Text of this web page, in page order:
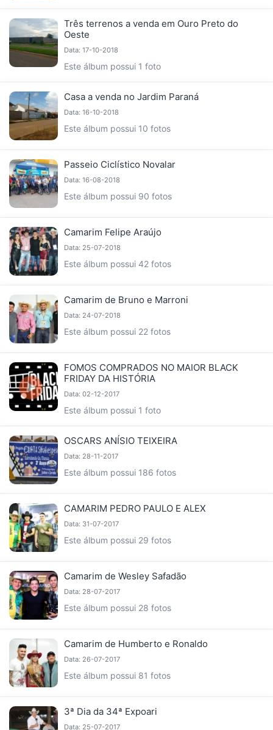
Três terrenos a venda em Ouro Preto do
Oeste
Data: 17-10-2018
Este álbum possui 1 foto
Casa a venda no Jardim Paraná
Data: 16-10-2018
Este álbum possui 10 fotos
Passeio Ciclístico Novalar
Data: 16-08-2018
Este álbum possui 90 fotos
Camarim Felipe Araújo
Data: 25-07-2018
Este álbum possui 42 fotos
Camarim de Bruno e Marroni
Data: 24-07-2018
Este álbum possui 22 fotos
FOMOS COMPRADOS NO MAIOR BLACK
FRIDAY DA HISTÓRIA
Data: 02-12-2017
Este álbum possui 1 foto
OSCARS ANÍSIO TEIXEIRA
Data: 28-11-2017
Este álbum possui 186 fotos
CAMARIM PEDRO PAULO E ALEX
Data: 31-07-2017
Este álbum possui 29 fotos
Camarim de Wesley Safadão
Data: 28-07-2017
Este álbum possui 28 fotos
Camarim de Humberto e Ronaldo
Data: 26-07-2017
Este álbum possui 81 fotos
3ª Dia da 34ª Expoari
Data: 25-07-2017